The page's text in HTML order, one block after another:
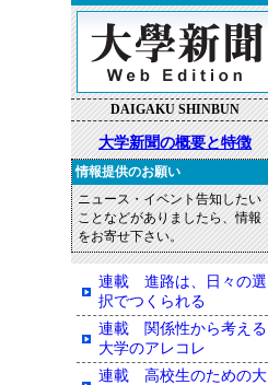
DAIGAKU SHINBUN
大学新聞の概要と特徴
情報提供のお願い
ニュース・イベント告知したい
ことなどがありましたら、情報
をお寄せ下さい。
連載 進路は、日々の選
択でつくられる
連載 関係性から考える
大学のアレコレ
連載 高校生のための大